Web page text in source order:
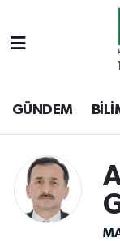
GÜNDEM
Kocaeli
Kocaeli
Süper Lig
Tüm